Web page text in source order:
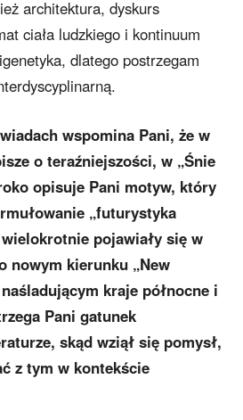
architektura, dyskurs
ciała ludzkiego i kontinuum
dlatego postrzegam
wspomina Pani, że w
o teraźniejszości, w „Śnie
opisuje Pani motyw, który
„futurystyka
pojawiały się w
nowym kierunku „New
kraje północne i
Pani gatunek
skąd wziął się pomysł,
z tym w kontekście